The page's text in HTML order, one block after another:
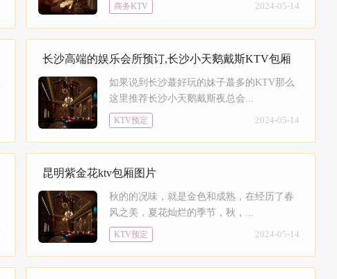
商务KTV 2024-05-14
长沙高端的娱乐会所预订,长沙小天鹅戴斯KTV包厢
如果说到长沙蕞好玩的妹子蕞多的KTV那么
这里推荐长沙小天鹅戴斯夜总会...
KTV预定 2024-05-14
昆明紫金花ktv包厢图片
秋的的况味，就是金色和成熟，在经历了春
风之美，夏花灿烂的季节，秋，...
KTV预定 2024-05-14